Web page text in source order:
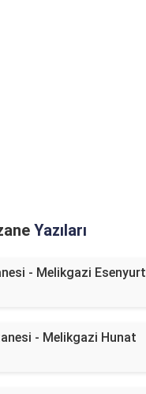
Yazıları
- Melikgazi Esenyurt
- Melikgazi Hunat